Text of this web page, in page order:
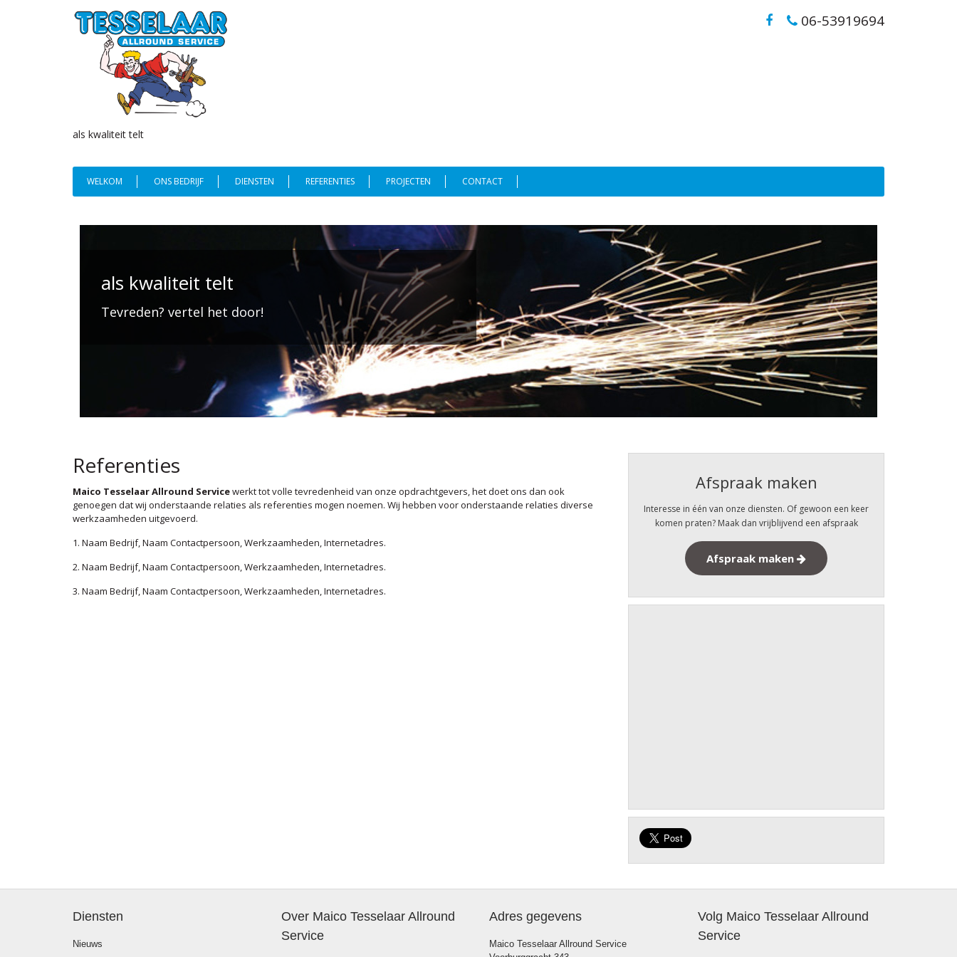
als kwaliteit telt
06-53919694
WELKOM ONS BEDRIJF DIENSTEN REFERENTIES PROJECTEN CONTACT
als kwaliteit telt
Tevreden? vertel het door!
Referenties
Maico Tesselaar Allround Servicewerkt tot volle tevredenheid van onze opdrachtgevers, het doet ons dan ook
genoegen dat wij onderstaande relaties als referenties mogen noemen. Wij hebben voor onderstaande relaties diverse
werkzaamheden uitgevoerd.
1. Naam Bedrijf, Naam Contactpersoon, Werkzaamheden, Internetadres.
2. Naam Bedrijf, Naam Contactpersoon, Werkzaamheden, Internetadres.
3. Naam Bedrijf, Naam Contactpersoon, Werkzaamheden, Internetadres.
Afspraak maken
Interesse in één van onze diensten. Of gewoon een keer
komen praten? Maak dan vrijblijvend een afspraak
Afspraak maken
Diensten
Nieuws
Over Maico Tesselaar Allround
Service
Adres gegevens
Maico Tesselaar Allround Service
Volg Maico Tesselaar Allround
Service